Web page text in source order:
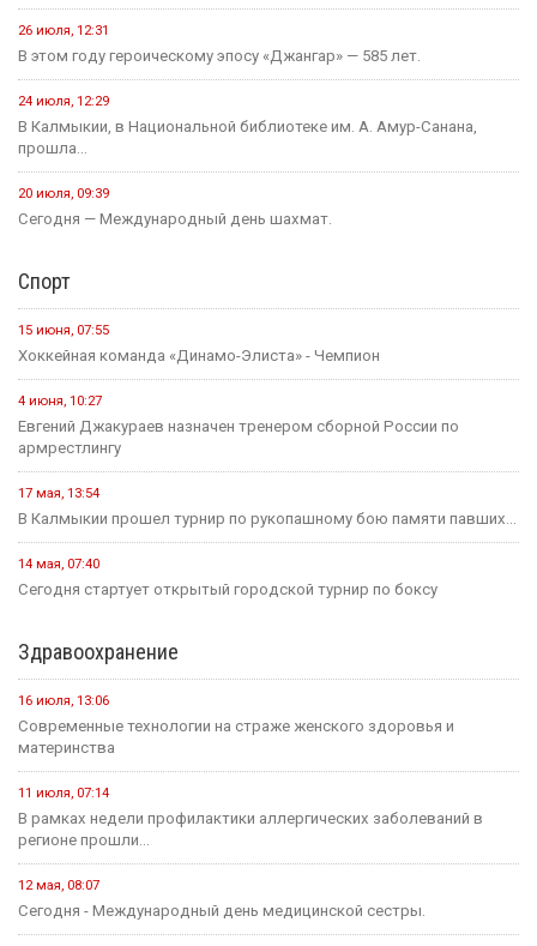
26 июля, 12:31
В этом году героическому эпосу «Джангар» — 585 лет.
24 июля, 12:29
В Калмыкии, в Национальной библиотеке им. А. Амур-Санана,
прошла...
20 июля, 09:39
Сегодня — Международный день шахмат.
Спорт
15 июня, 07:55
Хоккейная команда «Динамо-Элиста» - Чемпион
4 июня, 10:27
Евгений Джакураев назначен тренером сборной России по
армрестлингу
17 мая, 13:54
В Калмыкии прошел турнир по рукопашному бою памяти павших...
14 мая, 07:40
Сегодня стартует открытый городской турнир по боксу
Здравоохранение
16 июля, 13:06
Современные технологии на страже женского здоровья и
материнства
11 июля, 07:14
В рамках недели профилактики аллергических заболеваний в
регионе прошли...
12 мая, 08:07
Сегодня - Международный день медицинской сестры.